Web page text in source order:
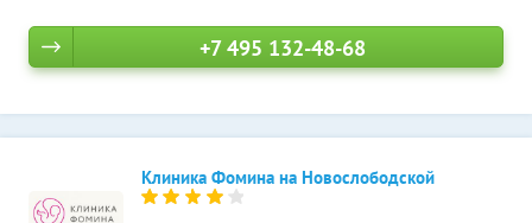
+7 495 132-48-68
Клиника Фомина на Новослободской